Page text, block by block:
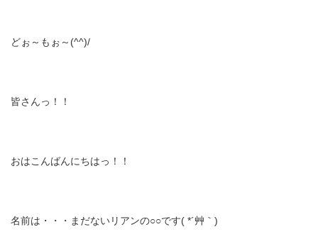
どぉ～もぉ～(^^)/
皆さんっ！！
おはこんばんにちはっ！！
名前は・・・まだないリアンの○○です( *´艸｀)